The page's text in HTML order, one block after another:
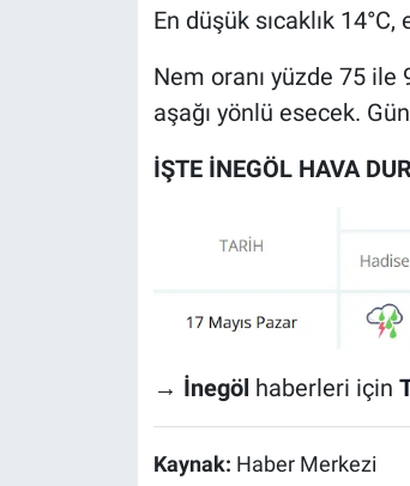
En düşük sıcaklık
Nem oranı yüzde 75 ile
aşağı yönlü esecek.
İŞTE İNEGÖL HAVA
→ İnegöl haberleri için
Kaynak: Haber Merkezi